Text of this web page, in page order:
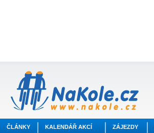
ČLÁNKY KALENDÁŘ AKCÍ ZÁJEZDY